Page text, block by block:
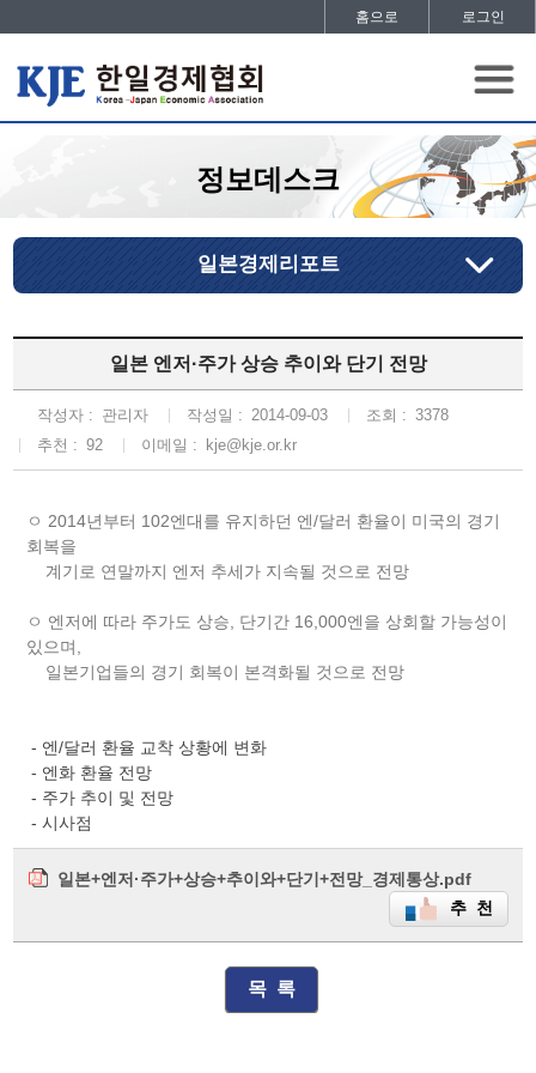
홈으로 로그인
정보데스크
일본경제리포트
일본 엔저·주가 상승 추이와 단기 전망
작성자 : 관리자 작성일 : 2014-09-03 조회 : 3378
추천 : 92 이메일 : kje@kje.or.kr
ㅇ 2014년부터 102엔대를 유지하던 엔/달러 환율이 미국의 경기
회복을
계기로 연말까지 엔저 추세가 지속될 것으로 전망
ㅇ 엔저에 따라 주가도 상승, 단기간 16,000엔을 상회할 가능성이
있으며,
일본기업들의 경기 회복이 본격화될 것으로 전망
- 엔/달러 환율 교착 상황에 변화
- 엔화 환율 전망
- 주가 추이 및 전망
- 시사점
일본+엔저·주가+상승+추이와+단기+전망_경제통상.pdf
추 천
목 록